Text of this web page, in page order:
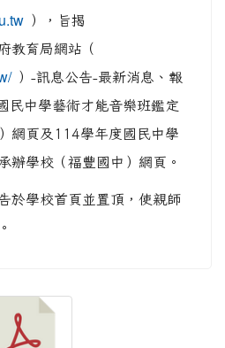
），旨揭
教育局網站（
）-訊息公告-最新消息、報
民中學藝術才能音樂班鑑定
網頁及114學年度國民中學
辦學校（福豐國中）網頁。
於學校首頁並置頂，使親師